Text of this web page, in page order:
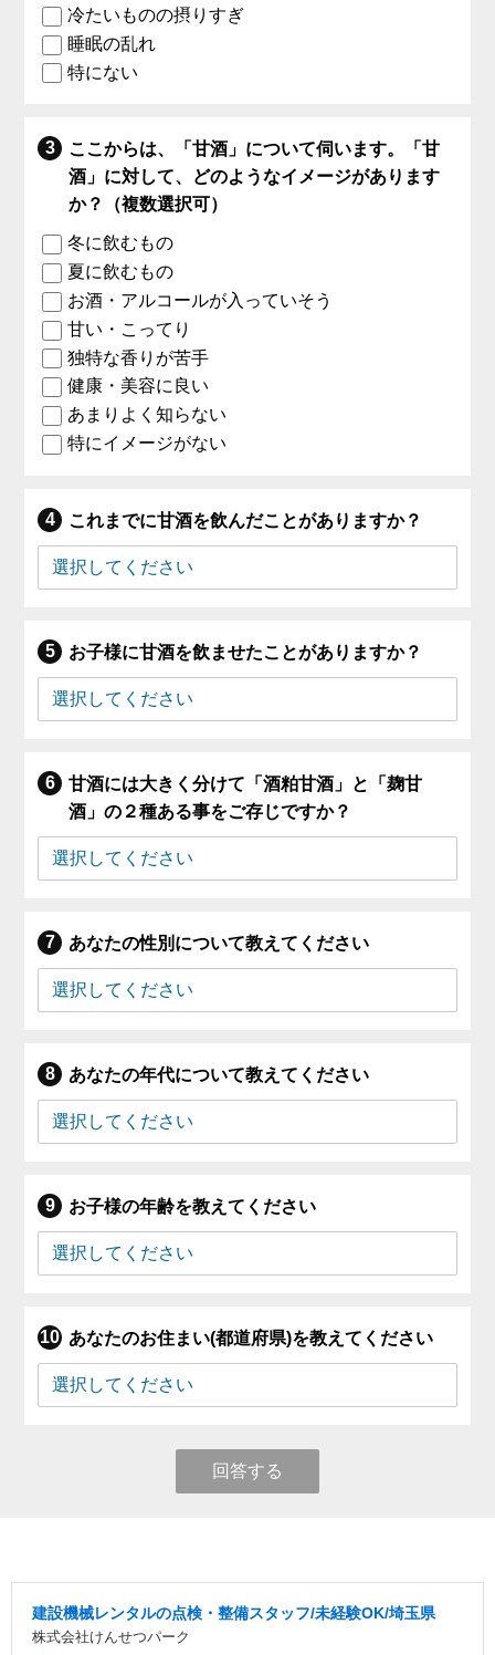
冷たいものの摂りすぎ
睡眠の乱れ
特にない
ここからは、「甘酒」について伺います。「甘
酒」に対して、どのようなイメージがあります
か？（複数選択可）
冬に飲むもの
夏に飲むもの
お酒・アルコールが入っていそう
甘い・こってり
独特な香りが苦手
健康・美容に良い
あまりよく知らない
特にイメージがない
これまでに甘酒を飲んだことがありますか？
お子様に甘酒を飲ませたことがありますか？
甘酒には大きく分けて「酒粕甘酒」と「麹甘
酒」の２種ある事をご存じですか？
あなたの性別について教えてください
あなたの年代について教えてください
お子様の年齢を教えてください
あなたのお住まい(都道府県)を教えてください
回答する
建設機械レンタルの点検・整備スタッフ/未経験OK/埼玉県
株式会社けんせつパーク